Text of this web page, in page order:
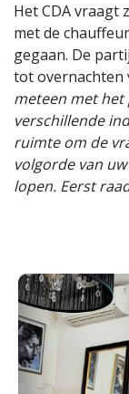
Het CDA vraagt
met de
gegaan. De
tot overnachten
meteen met het
verschillende
ruimte om de
volgorde van
lopen. Eerst